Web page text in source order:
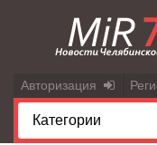
Авторизация